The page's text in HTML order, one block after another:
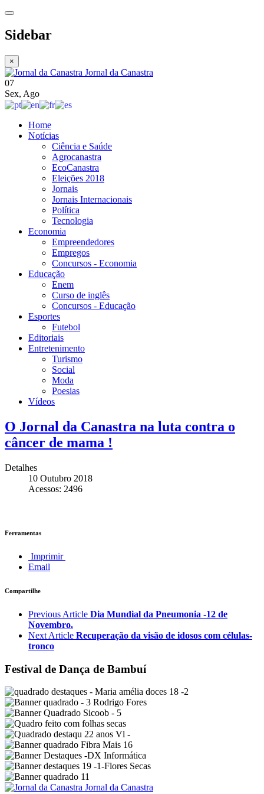
Sidebar
×
Jornal da Canastra
07
Sex, Ago
Home
Notícias
Ciência e Saúde
Agrocanastra
EcoCanastra
Eleições 2018
Jornais
Jornais Internacionais
Política
Tecnologia
Economia
Empreendedores
Empregos
Concursos - Economia
Educação
Enem
Curso de inglês
Concursos - Educação
Esportes
Futebol
Editoriais
Entretenimento
Turismo
Social
Moda
Poesias
Vídeos
O Jornal da Canastra na luta contra o
câncer de mama !
Detalhes
10 Outubro 2018
Acessos: 2496
Ferramentas
Imprimir
Email
Compartilhe
Previous Article Dia Mundial da Pneumonia -12 de
Novembro.
Next Article Recuperação da visão de idosos com células-
tronco
Festival de Dança de Bambuí
Jornal da Canastra